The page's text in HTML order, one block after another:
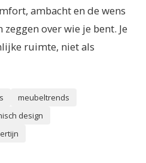
ambacht en de wens
over wie je bent. Je
ruimte, niet als
meubeltrends
design